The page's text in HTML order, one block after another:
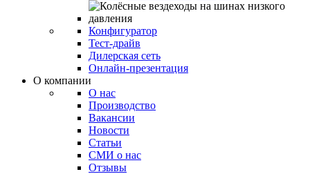
Конфигуратор
Тест-драйв
Дилерская сеть
Онлайн-презентация
О компании
О нас
Производство
Вакансии
Новости
Статьи
СМИ о нас
Отзывы